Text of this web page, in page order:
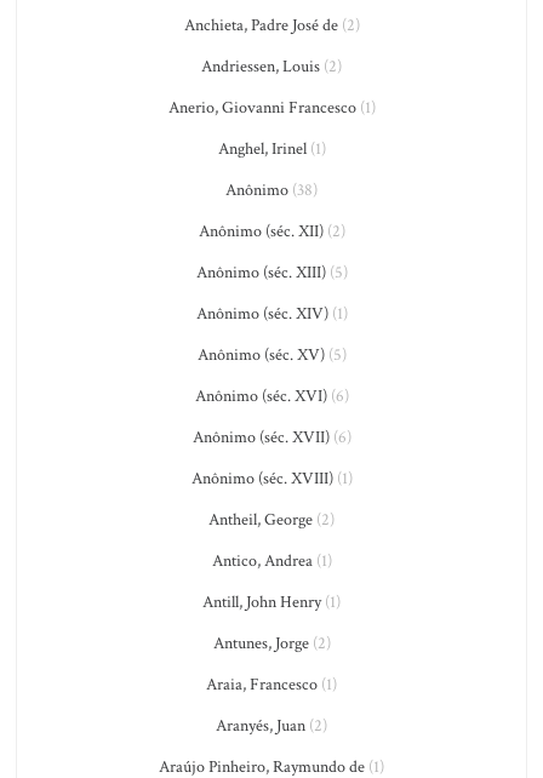
Anchieta, Padre José de(2)
Andriessen, Louis (2)
Anerio, Giovanni Francesco(1)
Anghel, Irinel(1)
Anônimo (38)
Anônimo (séc. XII)(2)
Anônimo (séc. XIII)(5)
Anônimo (séc. XIV)(1)
Anônimo (séc. XV)(5)
Anônimo (séc. XVI)(6)
Anônimo (séc. XVII)(6)
Anônimo (séc. XVIII)(1)
Antheil, George (2)
Antico, Andrea(1)
Antill, John Henry(1)
Antunes, Jorge(2)
Araia, Francesco (1)
Aranyés, Juan (2)
Araújo Pinheiro, Raymundo de (1)